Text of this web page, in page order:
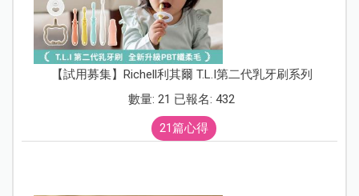
【試用募集】Richell利其爾 T.L.I第二代乳牙刷系列
數量: 21 已報名: 432
21篇心得